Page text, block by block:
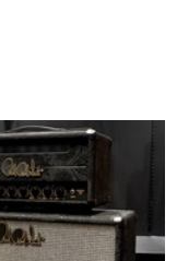
VANDERKLEY VHT